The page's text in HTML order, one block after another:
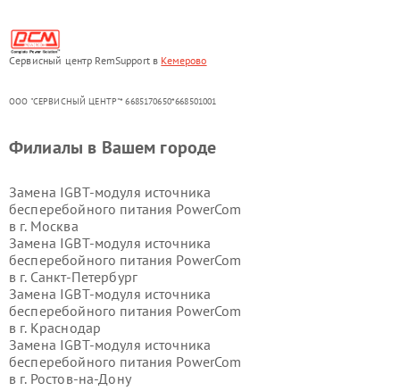
Сервисный центр RemSupport в Кемерово
ООО "СЕРВИСНЫЙ ЦЕНТР"* 6685170650*668501001
Филиалы в Вашем городе
Замена IGBT-модуля источника
бесперебойного питания PowerCom
в г. Москва
Замена IGBT-модуля источника
бесперебойного питания PowerCom
в г. Санкт-Петербург
Замена IGBT-модуля источника
бесперебойного питания PowerCom
в г. Краснодар
Замена IGBT-модуля источника
бесперебойного питания PowerCom
в г. Ростов-на-Дону